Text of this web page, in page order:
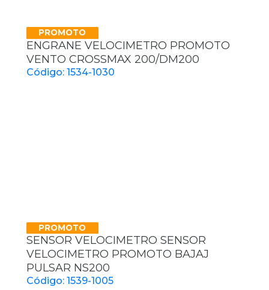
PROMOTO
ENGRANE VELOCIMETRO PROMOTO
VENTO CROSSMAX 200/DM200
Código: 1534-1030
PROMOTO
SENSOR VELOCIMETRO SENSOR
VELOCIMETRO PROMOTO BAJAJ
PULSAR NS200
Código: 1539-1005